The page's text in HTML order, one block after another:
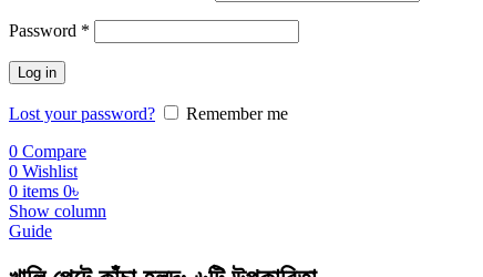
Password *
Log in
Lost your password?
Remember me
0 Compare
0 Wishlist
0 items 0৳
Show column
Guide